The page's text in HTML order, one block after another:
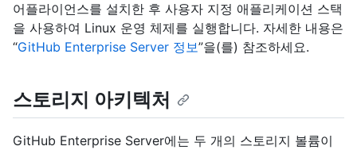
어플라이언스를 설치한 후 사용자 지정 애플리케이션 스택
을 사용하여 Linux 운영 체제를 실행합니다. 자세한 내용은
“GitHub Enterprise Server 정보”을(를) 참조하세요.
스토리지 아키텍처
GitHub Enterprise Server에는 두 개의 스토리지 볼륨이